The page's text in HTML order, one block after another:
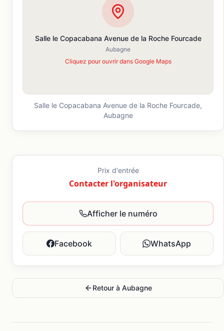
Salle le Copacabana Avenue de la Roche Fourcade
Aubagne
Cliquez pour ouvrir dans Google Maps
Salle le Copacabana Avenue de la Roche Fourcade,
Aubagne
Prix d'entrée
Contacter l'organisateur
Afficher le numéro
Facebook WhatsApp
Retour à Aubagne